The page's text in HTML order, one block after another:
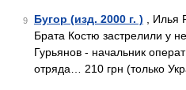
9 Бугор (изд. 2000 г. ) , Илья
Брата Костю застрелили у
Гурьянов - начальник
отряда… 210 грн (только